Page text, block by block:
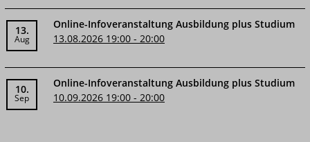
13.
Aug
Online-Infoveranstaltung Ausbildung plus Studium
13.08.2026 19:00 - 20:00
10.
Sep
Online-Infoveranstaltung Ausbildung plus Studium
10.09.2026 19:00 - 20:00